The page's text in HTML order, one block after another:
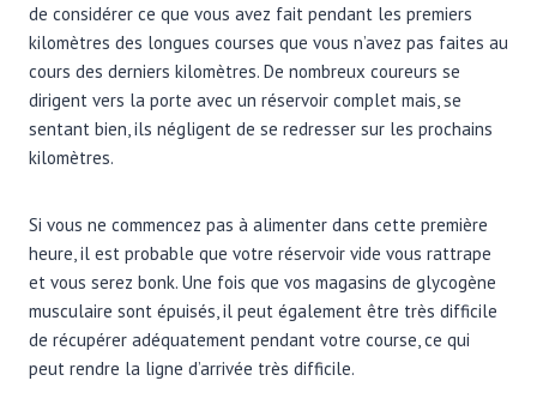
de considérer ce que vous avez fait pendant les premiers
kilomètres des longues courses que vous n’avez pas faites au
cours des derniers kilomètres. De nombreux coureurs se
dirigent vers la porte avec un réservoir complet mais, se
sentant bien, ils négligent de se redresser sur les prochains
kilomètres.
Si vous ne commencez pas à alimenter dans cette première
heure, il est probable que votre réservoir vide vous rattrape
et vous serez bonk. Une fois que vos magasins de glycogène
musculaire sont épuisés, il peut également être très difficile
de récupérer adéquatement pendant votre course, ce qui
peut rendre la ligne d’arrivée très difficile.